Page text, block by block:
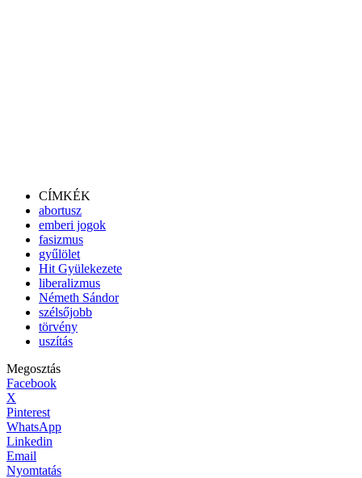
CÍMKÉK
abortusz
emberi jogok
fasizmus
gyűlölet
Hit Gyülekezete
liberalizmus
Németh Sándor
szélsőjobb
törvény
uszítás
Megosztás
Facebook
X
Pinterest
WhatsApp
Linkedin
Email
Nyomtatás